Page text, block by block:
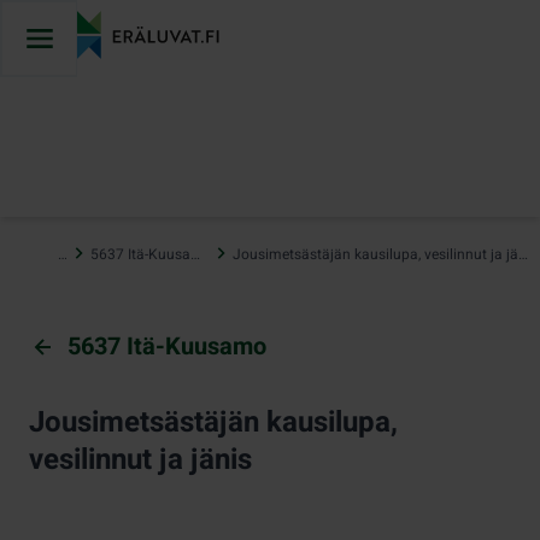
sisältöön
… 5637 Itä-Kuusamo Jousimetsästäjän kausilupa, vesilinnut ja jänis
5637 Itä-Kuusamo
Jousimetsästäjän kausilupa,
vesilinnut ja jänis